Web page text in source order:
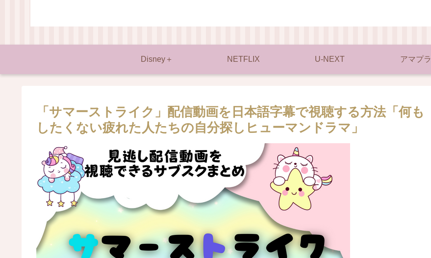
Disney＋ NETFLIX U-NEXT アマプラ
「サマーストライク」配信動画を日本語字幕で視聴する方法「何も
したくない疲れた人たちの自分探しヒューマンドラマ」